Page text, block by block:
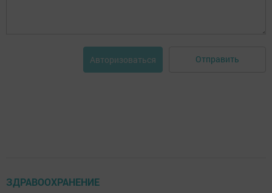
Авторизоваться Отправить
ЗДРАВООХРАНЕНИЕ